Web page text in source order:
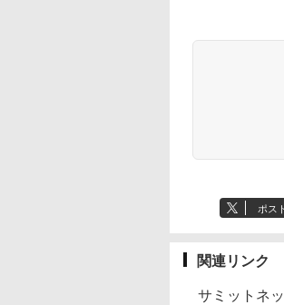
ポス
関連リンク
サミットネ